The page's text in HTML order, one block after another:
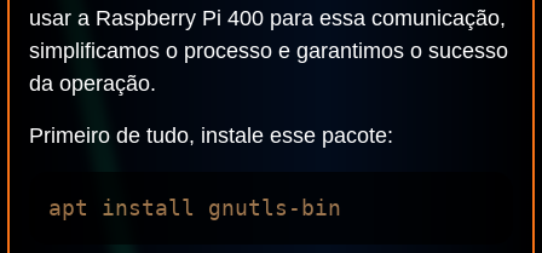
usar a Raspberry Pi 400 para essa comunicação,
simplificamos o processo e garantimos o sucesso
da operação.
Primeiro de tudo, instale esse pacote: